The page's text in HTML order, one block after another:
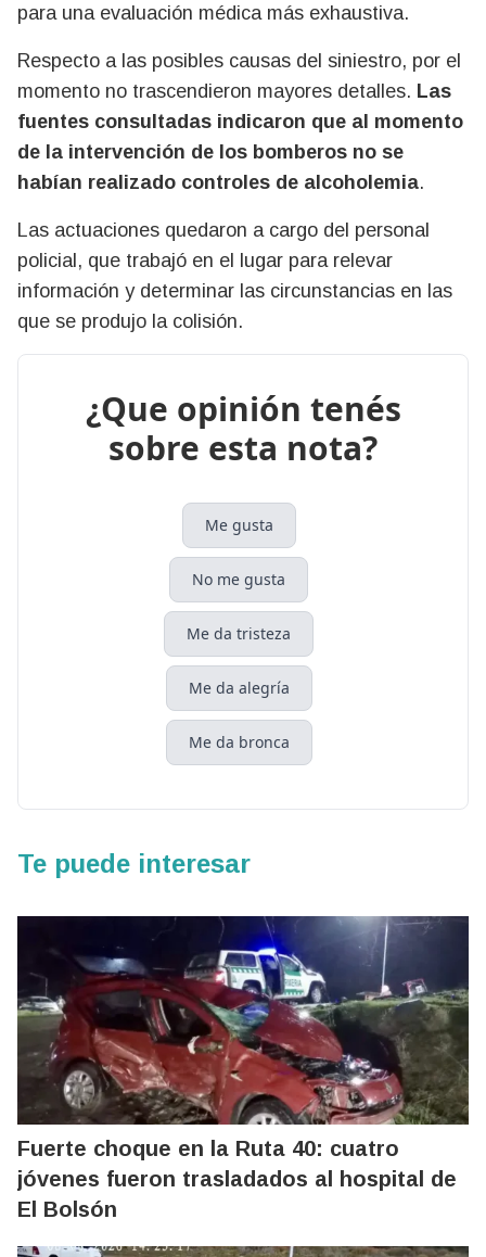
para una evaluación médica más exhaustiva.
Respecto a las posibles causas del siniestro, por el
momento no trascendieron mayores detalles. Las
fuentes consultadas indicaron que al momento
de la intervención de los bomberos no se
habían realizado controles de alcoholemia.
Las actuaciones quedaron a cargo del personal
policial, que trabajó en el lugar para relevar
información y determinar las circunstancias en las
que se produjo la colisión.
¿Que opinión tenés
sobre esta nota?
Me gusta
No me gusta
Me da tristeza
Me da alegría
Me da bronca
Te puede interesar
Fuerte choque en la Ruta 40: cuatro
jóvenes fueron trasladados al hospital de
El Bolsón